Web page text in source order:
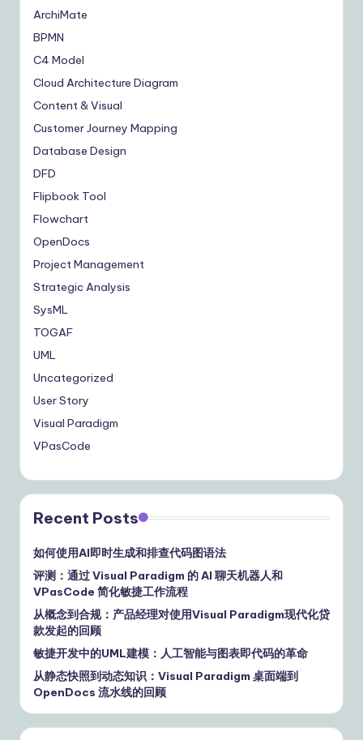
ArchiMate
BPMN
C4 Model
Cloud Architecture Diagram
Content & Visual
Customer Journey Mapping
Database Design
DFD
Flipbook Tool
Flowchart
OpenDocs
Project Management
Strategic Analysis
SysML
TOGAF
UML
Uncategorized
User Story
Visual Paradigm
VPasCode
Recent Posts
如何使用AI即时生成和排查代码图语法
评测：通过 Visual Paradigm 的 AI 聊天机器人和
VPasCode 简化敏捷工作流程
从概念到合规：产品经理对使用Visual Paradigm现代化贷
款发起的回顾
敏捷开发中的UML建模：人工智能与图表即代码的革命
从静态快照到动态知识：Visual Paradigm 桌面端到
OpenDocs 流水线的回顾